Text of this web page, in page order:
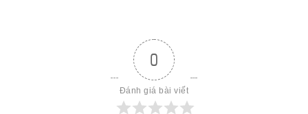
0
Đánh giá bài viết